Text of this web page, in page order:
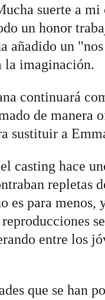
suerte a mi
un honor
añadido un
la imaginación.
continuará
de manera
sustituir a
casting hace
repletas
es para menos,
entre los
que se han